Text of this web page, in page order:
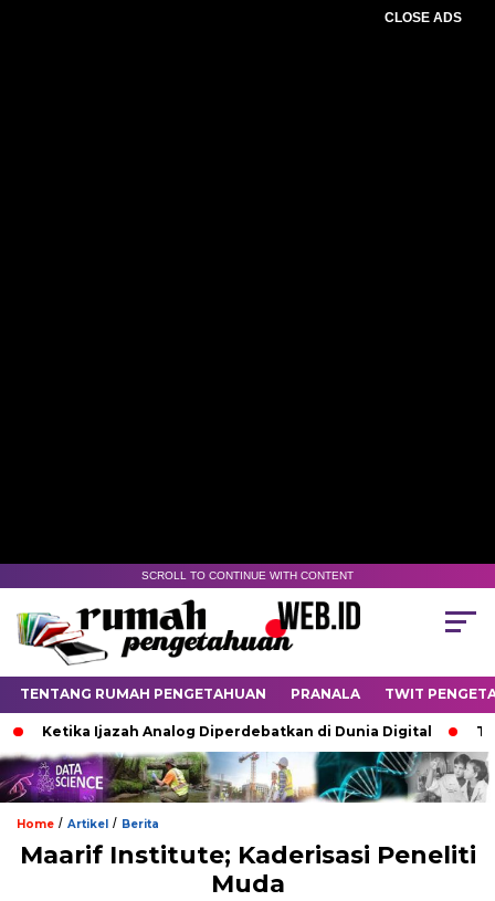
CLOSE ADS
SCROLL TO CONTINUE WITH CONTENT
TENTANG RUMAH PENGETAHUAN PRANALA TWIT
Ijazah Analog Diperdebatkan di Dunia Digital
Home / Artikel / Berita
Maarif Institute; Kaderisasi Peneliti
Muda